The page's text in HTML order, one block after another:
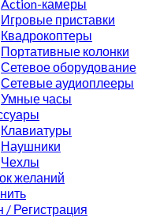
Action-камеры
Игровые приставки
Квадрокоптеры
Портативные колонки
Сетевое оборудование
Сетевые аудиоплееры
Умные часы
Клавиатуры
Наушники
Чехлы
желаний
/ Регистрация